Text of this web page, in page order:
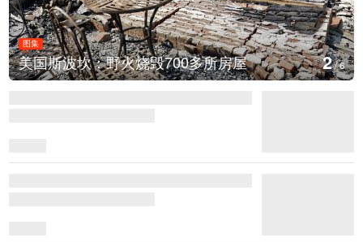
图集
叙利亚：大马士革发生爆炸 3/6